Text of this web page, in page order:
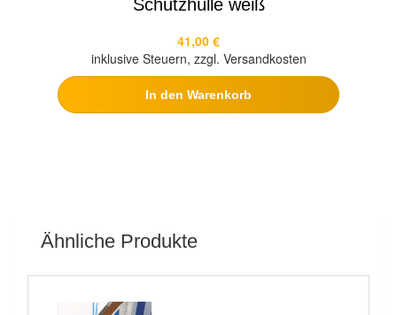
Schutzhülle weiß
41,00 €
inklusive Steuern, zzgl. Versandkosten
In den Warenkorb
Ähnliche Produkte